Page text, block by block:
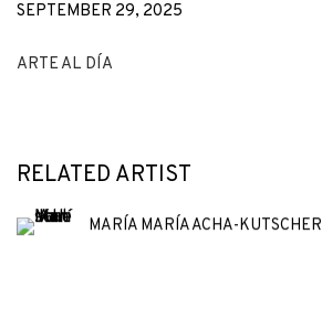
SEPTEMBER 29, 2025
ARTE AL DÍA
RELATED ARTIST
MARÍA MARÍA ACHA-KUTSCHER